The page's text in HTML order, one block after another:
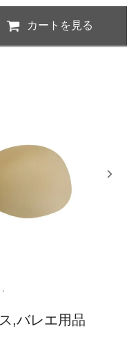
カートを見る
,バレエ用品